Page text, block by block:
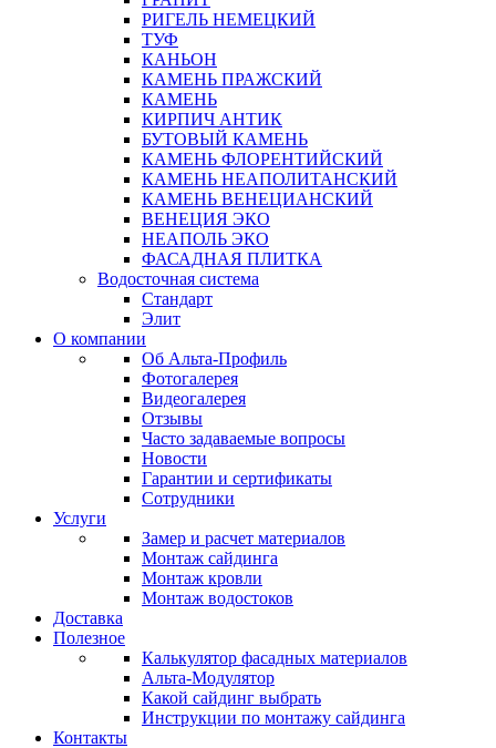
РИГЕЛЬ НЕМЕЦКИЙ
ТУФ
КАНЬОН
КАМЕНЬ ПРАЖСКИЙ
КАМЕНЬ
КИРПИЧ АНТИК
БУТОВЫЙ КАМЕНЬ
КАМЕНЬ ФЛОРЕНТИЙСКИЙ
КАМЕНЬ НЕАПОЛИТАНСКИЙ
КАМЕНЬ ВЕНЕЦИАНСКИЙ
ВЕНЕЦИЯ ЭКО
НЕАПОЛЬ ЭКО
ФАСАДНАЯ ПЛИТКА
Водосточная система
Стандарт
Элит
О компании
Об Альта-Профиль
Фотогалерея
Видеогалерея
Отзывы
Часто задаваемые вопросы
Новости
Гарантии и сертификаты
Сотрудники
Услуги
Замер и расчет материалов
Монтаж сайдинга
Монтаж кровли
Монтаж водостоков
Доставка
Полезное
Калькулятор фасадных материалов
Альта-Модулятор
Какой сайдинг выбрать
Инструкции по монтажу сайдинга
Контакты